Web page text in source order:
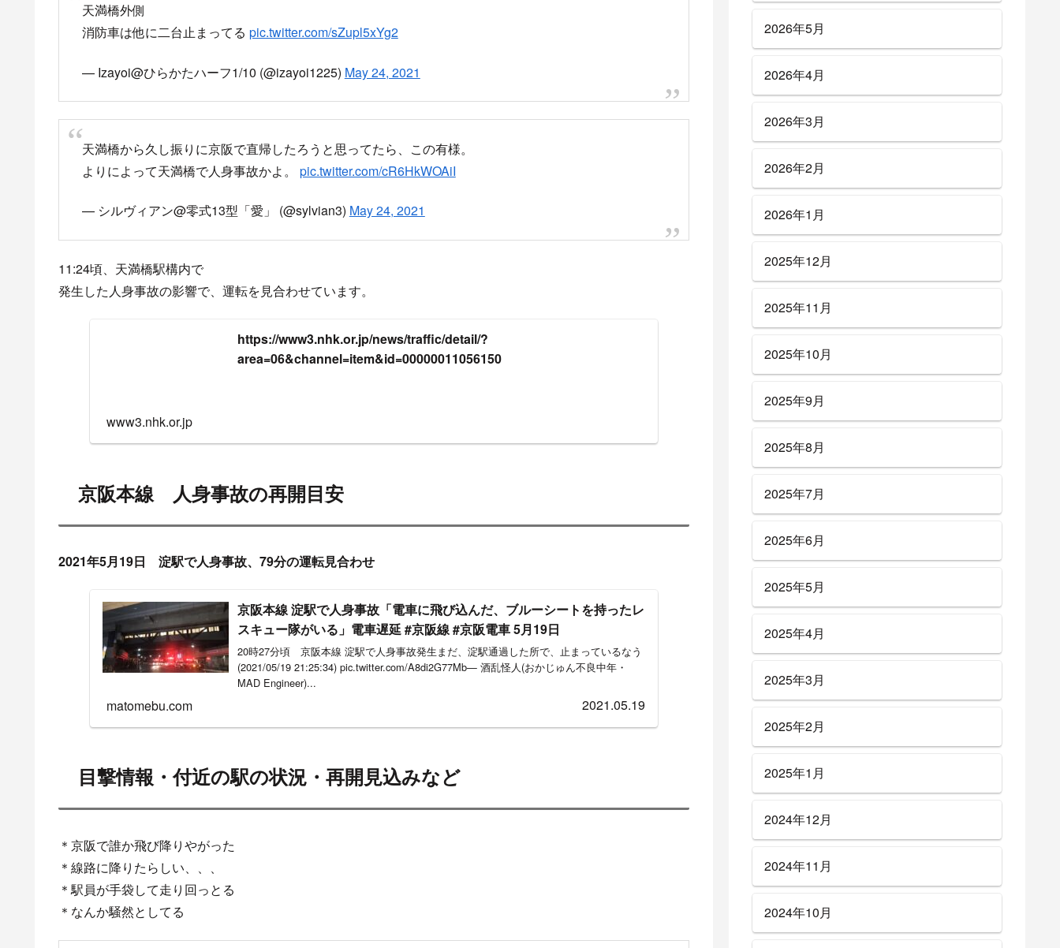
天満橋外側
消防車は他に二台止まってる pic.twitter.com/sZupl5xYg2
— Izayoi@ひらかたハーフ1/10 (@izayoi1225) May 24, 2021
天満橋から久し振りに京阪で直帰したろうと思ってたら、この有様。
よりによって天満橋で人身事故かよ。 pic.twitter.com/cR6HkWOAiI
— シルヴィアン@零式13型「愛」 (@sylvian3) May 24, 2021
11:24頃、天満橋駅構内で
発生した人身事故の影響で、運転を見合わせています。
https://www3.nhk.or.jp/news/traffic/detail/?
area=06&channel=item&id=00000011056150
www3.nhk.or.jp
京阪本線 人身事故の再開目安
2021年5月19日 淀駅で人身事故、79分の運転見合わせ
京阪本線 淀駅で人身事故「電車に飛び込んだ、ブルーシートを持ったレ
スキュー隊がいる」電車遅延 #京阪線 #京阪電車 5月19日
20時27分頃 京阪本線 淀駅で人身事故発生まだ、淀駅通過した所で、止まっているなう
(2021/05/19 21:25:34) pic.twitter.com/A8di2G77Mb— 酒乱怪人(おかじゅん不良中年・
MAD Engineer)...
matomebu.com 2021.05.19
目撃情報・付近の駅の状況・再開見込みなど
＊京阪で誰か飛び降りやがった
＊線路に降りたらしい、、、
＊駅員が手袋して走り回っとる
＊なんか騒然としてる
2026年5月
2026年4月
2026年3月
2026年2月
2026年1月
2025年12月
2025年11月
2025年10月
2025年9月
2025年8月
2025年7月
2025年6月
2025年5月
2025年4月
2025年3月
2025年2月
2025年1月
2024年12月
2024年11月
2024年10月